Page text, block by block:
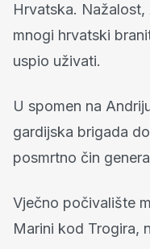
Hrvatska.
mnogi hrvatski
uspio uživati.
U spomen na
gardijska brigada
posmrtno čin
Vječno počivalište
Marini kod Trogira,